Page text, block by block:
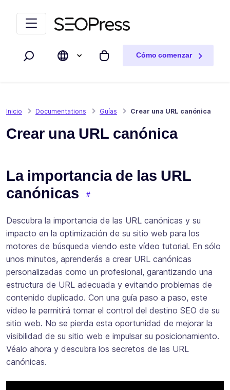
Buscar Mi carrito
Cómo comenzar
Inicio Documentations Guías Crear una URL canónica
Crear una URL canónica
La importancia de las URL
canónicas
Descubra la importancia de las URL canónicas y su
impacto en la optimización de su sitio web para los
motores de búsqueda viendo este vídeo tutorial. En sólo
unos minutos, aprenderás a crear URL canónicas
personalizadas como un profesional, garantizando una
estructura de URL adecuada y evitando problemas de
contenido duplicado. Con una guía paso a paso, este
vídeo le permitirá tomar el control del destino SEO de su
sitio web. No se pierda esta oportunidad de mejorar la
visibilidad de su sitio web e impulsar su posicionamiento.
Véalo ahora y descubra los secretos de las URL
canónicas.